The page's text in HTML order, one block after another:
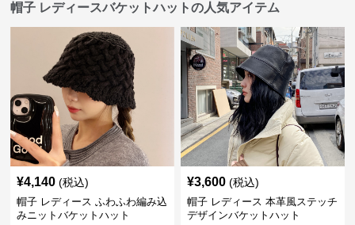
帽子 レディースバケットハットの人気アイテム
¥4,140 (税込)
帽子 レディース ふわふわ編み込
みニットバケットハット
¥3,600 (税込)
帽子 レディース 本革風ステッチ
デザインバケットハット